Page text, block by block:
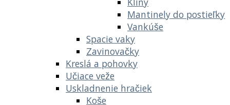
Mantinely do postieľky
Vankúše
Spacie vaky
Zavinovačky
Kreslá a pohovky
Učiace veže
Uskladnenie hračiek
Koše